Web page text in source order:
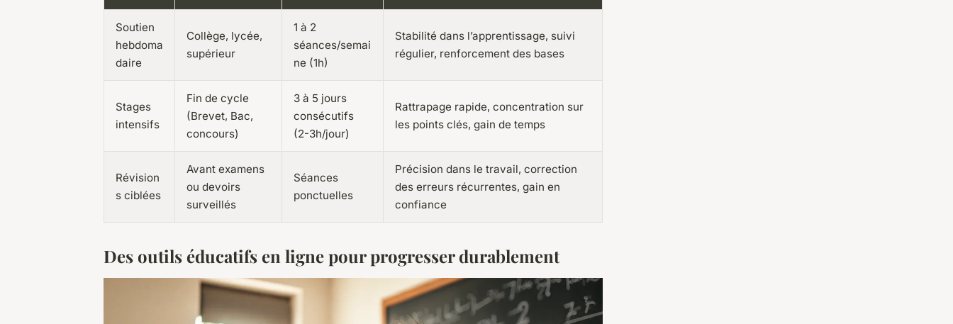
Soutien
hebdoma
daire
Collège, lycée,
supérieur
1 à 2
séances/semai
ne (1h)
Stabilité dans l’apprentissage, suivi
régulier, renforcement des bases
Stages
intensifs
Fin de cycle
(Brevet, Bac,
concours)
3 à 5 jours
consécutifs
(2-3h/jour)
Rattrapage rapide, concentration sur
les points clés, gain de temps
Révision
s ciblées
Avant examens
ou devoirs
surveillés
Séances
ponctuelles
Précision dans le travail, correction
des erreurs récurrentes, gain en
confiance
Des outils éducatifs en ligne pour progresser durablement